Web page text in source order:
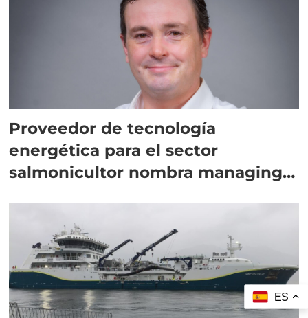
Proveedor de tecnología
energética para el sector
salmonicultor nombra managing
ES